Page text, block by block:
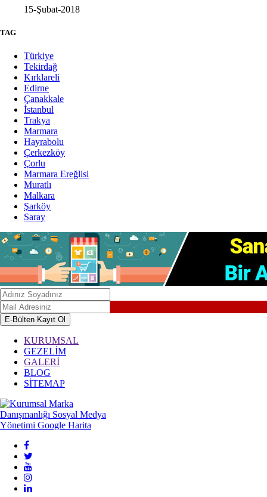
15-Şubat-2018
TAG
Türkiye
Tekirdağ
Kırklareli
Edirne
Çanakkale
İstanbul
Trakya
Marmara
Hayrabolu
Çerkezköy
Çorlu
Marmara Ereğlisi
Muratlı
Malkara
Şarköy
Saray
KURUMSAL
GEZELİM
GALERİ
BLOG
SİTEMAP